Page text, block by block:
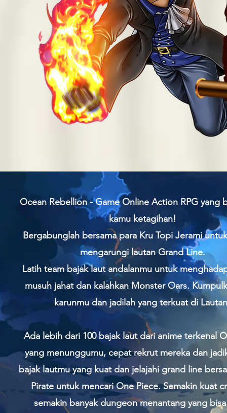
Ocean Rebellion - Game Online Action RPG yang
kamu ketagihan!
Bergabunglah bersama para Kru Topi Jerami
mengarungi lautan Grand Line.
Latih team bajak laut andalanmu untuk
musuh jahat dan kalahkan Monster Oars.
karunmu dan jadilah yang terkuat di
Ada lebih dari 100 bajak laut dari anime terkenal
yang menunggumu, cepat rekrut mereka dan
bajak lautmu yang kuat dan jelajahi grand line
Pirate untuk mencari One Piece. Semakin kuat
semakin banyak dungeon menantang yang